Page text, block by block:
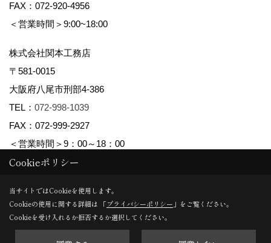
FAX：072-920-4956
＜営業時間＞9:00~18:00
株式会社関本工務店
〒581-0015
大阪府八尾市刑部4-386
TEL： 072-998-1039
FAX：072-999-2927
＜営業時間＞9：00～18：00
Copyright (c) maman yao株式会社関本工務店. All Rights Reserved.
Produced byゴデスクリエイト
Cookieポリシー
当サイトではCookieを使用します。
Cookieの使用に関する詳細は 「プライバシーポリシー 」をご覧ください。
Cookieを受け入れるか拒否するか選択してください。